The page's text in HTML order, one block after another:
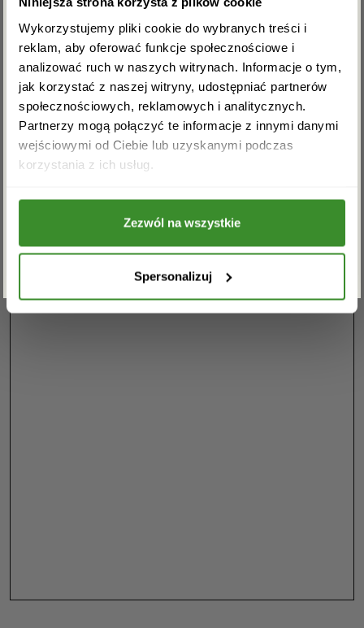
Wykorzystujemy pliki cookie do wybranych treści i
reklam, aby oferować funkcje społecznościowe i
analizować ruch w naszych witrynach. Informacje o tym,
jak korzystać z naszej witryny, udostępniać partnerów
społecznościowych, reklamowych i analitycznych.
Partnerzy mogą połączyć te informacje z innymi danymi
wejściowymi od Ciebie lub uzyskanymi podczas
korzystania z ich usług.
Zezwól na wszystkie
Spersonalizuj
dobrane kwiaty potrafią przemówić do odbiorcy
lepiej niż tysiąc słów.
Zapraszamy do naszej kwiaciarni w Wałbrzychu.
Pozwól nam pomóc Ci wyrazić to, co najważniejsze –
za pomocą kwiatów.
Masz pytania? Jesteśmy do
rabat na pierwsze zakupy!
Akceptuję regulamin i wyrażam zgodę na
przetwarzanie powyższych danych osobowych
ZAPISZ SIĘ